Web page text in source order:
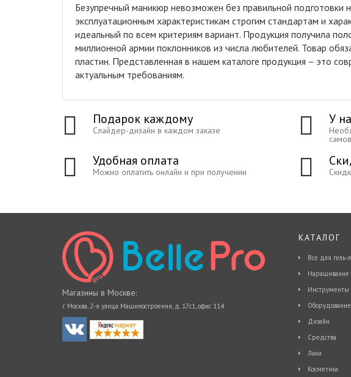
Безупречный маникюр невозможен без правильной подготовки
эксплуатационным характеристикам строгим стандартам и
идеальный по всем критериям вариант. Продукция получила
миллионной армии поклонников из числа любителей. Товар
пластин. Представленная в нашем каталоге продукция – это
актуальным требованиям.
Подарок каждому
Слайдер-дизайн в каждом заказе
У
Удобная оплата
Можно оплатить онлайн и при получении
Магазины в Москве:
г. Москва, 2-я улица Машиностроения, д. 17с1, офис 114
КАТАЛОГ
Все для гель-
Наращивание
Инструменты
Оборудование
Дизайн
Средства
Лаки
Косметика